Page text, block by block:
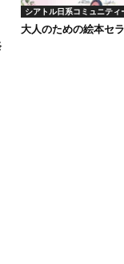
シアトル日系コミュニティ
大人のための絵本セ